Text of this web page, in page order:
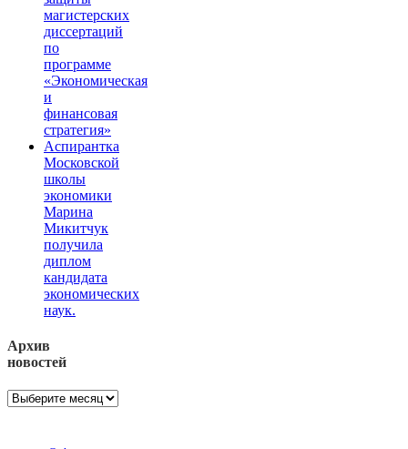
магистерских
диссертаций
по
программе
«Экономическая
и
финансовая
стратегия»
Аспирантка
Московской
школы
экономики
Марина
Микитчук
получила
диплом
кандидата
экономических
наук.
Архив
новостей
Архив